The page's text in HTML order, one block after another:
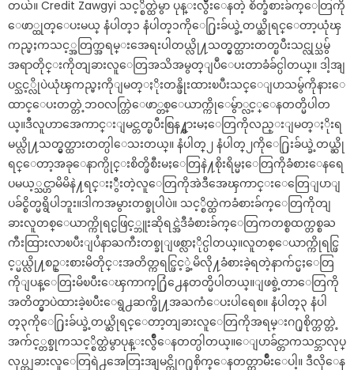
တယ်။ Credit Zawgyi သင့္စိတ္ထဲမွာ ပုန္းလွ်ိဳးေနတဲ့ စိတ္ခံစားခ်က္ေတြကို
ေဖာ္ထုတ္ေပးမယ္ နံပါတ္၁ နံပါတ္၁ကိုေ႐ြးခ်ယ္ခဲ့တယ္ဆိုရင္ေတာ့ယုံၾ
ကည္မႈကသင့္အတြက္အရမ္းအေရးပါတယ္လို႔သတ္မွတ္ထားတတ္ၿပီးသင္လုပ္သမွ်
အရာတိုင္းကိုတျခားလူေတြအသိအမွတ္ျပဳေပးတာခံခ်င္ပါတယ္။ ဒါ့အျ
ပင္သင့္လိုပဲယုံၾကည္မႈကိုျမတ္ႏိုးတန္ဖိုးထားၿပီးသင္ေျပာသမွ်ကိုနားေ
ထာင္ေပးတတ္တဲ့ဘဝလက္တြဲေဖာ္တစ္ေယာက္ကိုေမွ်ာ္လင့္ေနတတ္မိပါတ
ယ္။ဒီလူဟာအေကာင္းျမင္တတ္ၿပီးစြန႔္စားမႈေတြကိုလည္းျမတ္ႏိုးရ
မယ္လို႔သတ္မွတ္ထားတတ္ပါေသးတယ္။ နံပါတ္၂ နံပါတ္၂ကိုေ႐ြးခ်ယ္ခဲ့တယ္ဆို
ရင္ေတာ့အခုေနာက္ပိုင္းစိတ္ဖိစီးမႈေတြနဲ႔စိုးရိမ္မႈေတြကိုခံစားေနရေ
ပမယ့္သင္ဟာမိမိနဲ႔ရင္းႏွီးတဲ့လူေတြကိုအဲဒီအေၾကာင္းေတြေျပာျ
ပခ်င္စိတ္မရွိပါဘူး။ဒါကအမွားတစ္ခုပါပဲ။ သင့္စိတ္ထဲကခံစားခ်က္ေတြကိုတျ
ခားလူတစ္ေယာက္ကိုရင္မဖြင့္ဘူးဆိုရင္အဲဒီခံစားခ်က္ေတြကတစ္စထက္တစ္စႀ
ကီးထြားလာၿပီးျပႆနာႀကီးတစ္ခုျဖစ္လာႏိုင္ပါတယ္။လူတစ္ေယာက္ကိုရင္ဖြ
င့္မယ္လို႔စဥ္းစားမိတိုင္းအတိတ္ကရင္ဖြင့္ခဲ့မိလို႔ခံစားခဲ့ရတဲ့နာက်င္မႈေတြ
ကိုျပန္ေတြးမိၿပီးေၾကာက္႐ြံ႕ေနတတ္မိပါတယ္။ျဖစ္ခဲ့တာေတြကို
အတိတ္မွာပဲထားခဲ့ၿပီးေရွ႕ဆက္ဖို႔အႀကံေပးပါရေစ။ နံပါတ္၃ နံပါ
တ္၃ကိုေ႐ြးခ်ယ္ခဲ့တယ္ဆိုရင္ေတာ့တျခားလူေတြကိုအရမ္းဂ႐ုစိုက္တတ္တဲ့
အက်င့္တစ္ခုကသင့္စိတ္ထဲမွာပုန္းလွ်ိဳေနတတ္ပါတယ္။ေျပာခ်င္တာကသင္ဘာလုပ္
လုပ္တျခားလူေတြရဲ႕အေတြးအျမင္ကိုဂ႐ုစိုက္ေနတတ္တာမ်ိဳးေပါ့။ ဒီလိုေန